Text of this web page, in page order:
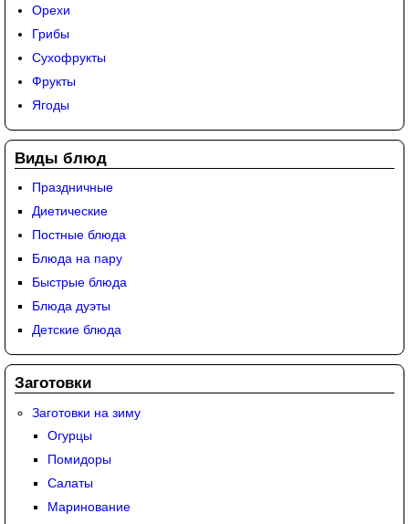
Орехи
Грибы
Сухофрукты
Фрукты
Ягоды
Виды блюд
Праздничные
Диетические
Постные блюда
Блюда на пару
Быстрые блюда
Блюда дуэты
Детские блюда
Заготовки
Заготовки на зиму
Огурцы
Помидоры
Салаты
Маринование